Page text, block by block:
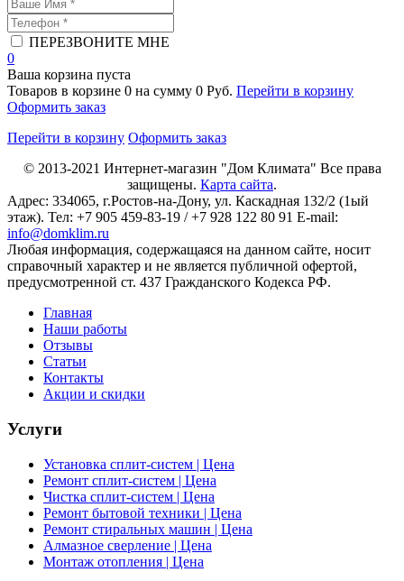
ПЕРЕЗВОНИТЕ МНЕ
0
Ваша корзина пуста
Товаров в корзине 0 на сумму 0 Руб. Перейти в корзину
Оформить заказ
Перейти в корзину Оформить заказ
© 2013-2021 Интернет-магазин "Дом Климата" Все права
защищены. Карта сайта.
Адрес: 334065, г.Ростов-на-Дону, ул. Каскадная 132/2 (1ый
этаж). Тел: +7 905 459-83-19 / +7 928 122 80 91 E-mail:
info@domklim.ru
Любая информация, содержащаяся на данном сайте, носит
справочный характер и не является публичной офертой,
предусмотренной ст. 437 Гражданского Кодекса РФ.
Главная
Наши работы
Отзывы
Статьи
Контакты
Акции и скидки
Услуги
Установка сплит-систем | Цена
Ремонт сплит-систем | Цена
Чистка сплит-систем | Цена
Ремонт бытовой техники | Цена
Ремонт стиральных машин | Цена
Алмазное сверление | Цена
Монтаж отопления | Цена